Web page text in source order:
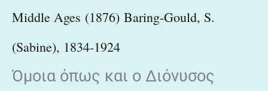
Middle Ages (1876) Baring-Gould, S.
(Sabine), 1834-1924
Όμοια όπως και ο Διόνυσος